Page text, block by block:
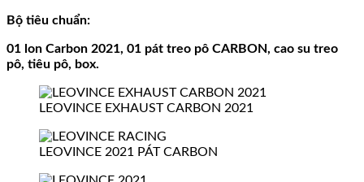
Bộ tiêu chuẩn:
01 lon Carbon 2021, 01 pát treo pô CARBON, cao su treo
pô, tiêu pô, box.
LEOVINCE EXHAUST CARBON 2021
LEOVINCE 2021 PÁT CARBON